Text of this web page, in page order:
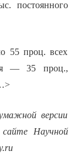
постоянного
55 проц. всех
— 35 проц.,
версии
сайте Научной
.ru